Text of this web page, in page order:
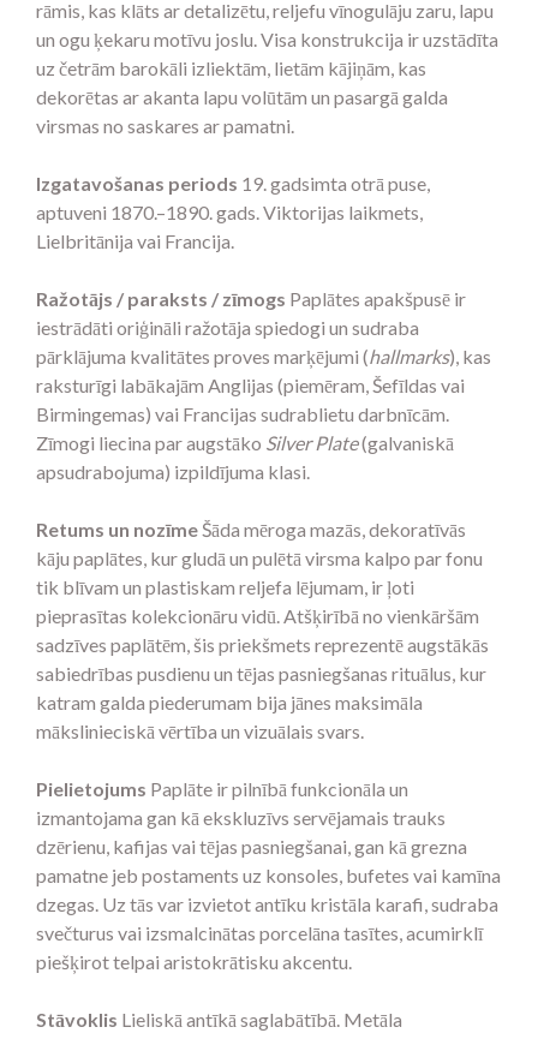
rāmis, kas klāts ar detalizētu, reljefu vīnogulāju zaru, lapu
un ogu ķekaru motīvu joslu. Visa konstrukcija ir uzstādīta
uz četrām barokāli izliektām, lietām kājiņām, kas
dekorētas ar akanta lapu volūtām un pasargā galda
virsmas no saskares ar pamatni.
Izgatavošanas periods 19. gadsimta otrā puse,
aptuveni 1870.–1890. gads. Viktorijas laikmets,
Lielbritānija vai Francija.
Ražotājs / paraksts / zīmogs Paplātes apakšpusē ir
iestrādāti oriģināli ražotāja spiedogi un sudraba
pārklājuma kvalitātes proves marķējumi (hallmarks), kas
raksturīgi labākajām Anglijas (piemēram, Šefīldas vai
Birmingemas) vai Francijas sudrablietu darbnīcām.
Zīmogi liecina par augstāko Silver Plate(galvaniskā
apsudrabojuma) izpildījuma klasi.
Retums un nozīmeŠāda mēroga mazās, dekoratīvās
kāju paplātes, kur gludā un pulētā virsma kalpo par fonu
tik blīvam un plastiskam reljefa lējumam, ir ļoti
pieprasītas kolekcionāru vidū. Atšķirībā no vienkāršām
sadzīves paplātēm, šis priekšmets reprezentē augstākās
sabiedrības pusdienu un tējas pasniegšanas rituālus, kur
katram galda piederumam bija jānes maksimāla
mākslinieciskā vērtība un vizuālais svars.
Pielietojums Paplāte ir pilnībā funkcionāla un
izmantojama gan kā ekskluzīvs servējamais trauks
dzērienu, kafijas vai tējas pasniegšanai, gan kā grezna
pamatne jeb postaments uz konsoles, bufetes vai kamīna
dzegas. Uz tās var izvietot antīku kristāla karafi, sudraba
svečturus vai izsmalcinātas porcelāna tasītes, acumirklī
piešķirot telpai aristokrātisku akcentu.
Stāvoklis Lieliskā antīkā saglabātībā. Metāla